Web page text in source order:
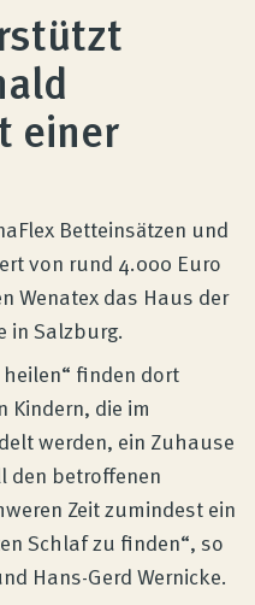
einer
Betteinsätzen und
von rund 4.000 Euro
Wenatex das Haus der
in Salzburg.
finden dort
Kindern, die im
werden, ein Zuhause
den betroffenen
Zeit zumindest ein
Schlaf zu finden“, so
Hans-Gerd Wernicke.